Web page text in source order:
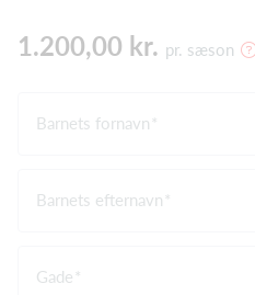
1.200,00 kr. pr. sæson
Barnets fornavn
Barnets efternavn
Gade